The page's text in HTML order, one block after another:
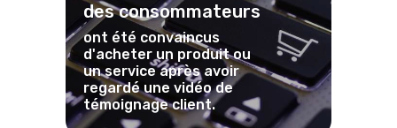
des consommateurs
ont été convaincus
d'acheter un produit ou
un service après avoir
regardé une vidéo de
témoignage client.